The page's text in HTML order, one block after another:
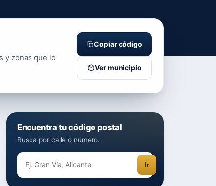
y zonas que lo
Copiar código
Ver municipio
Encuentra tu código postal
Busca por calle o número.
Ir